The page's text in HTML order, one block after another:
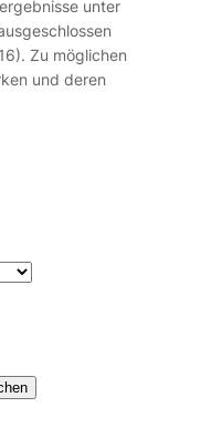
unter
Zu möglichen
und deren